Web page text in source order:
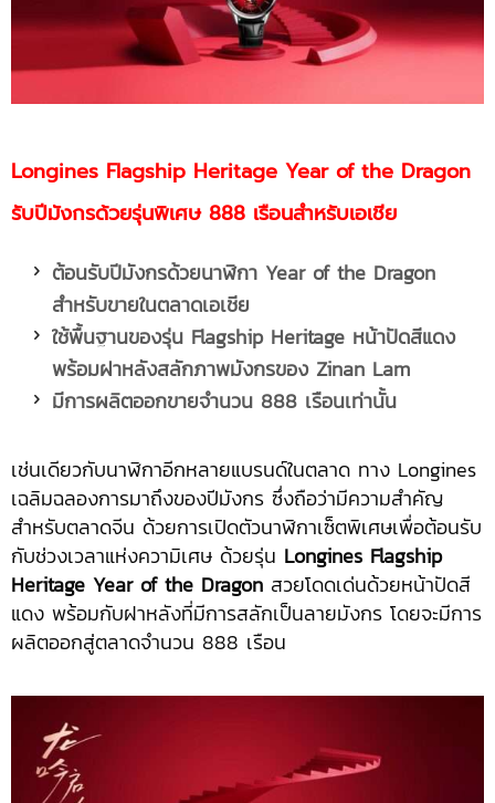
Longines Flagship Heritage Year of the Dragon
รับปีมังกรด้วยรุ่นพิเศษ 888 เรือนสำหรับเอเชีย
ต้อนรับปีมังกรด้วยนาฬิกา Year of the Dragon
สำหรับขายในตลาดเอเชีย
ใช้พื้นฐานของรุ่น Flagship Heritage หน้าปัดสีแดง
พร้อมฝาหลังสลักภาพมังกรของ Zinan Lam
มีการผลิตออกขายจำนวน 888 เรือนเท่านั้น
เช่นเดียวกับนาฬิกาอีกหลายแบรนด์ในตลาด ทาง Longines
เฉลิมฉลองการมาถึงของปีมังกร ซึ่งถือว่ามีความสำคัญ
สำหรับตลาดจีน ด้วยการเปิดตัวนาฬิกาเซ็ตพิเศษเพื่อต้อนรับ
กับช่วงเวลาแห่งความิเศษ ด้วยรุ่น Longines Flagship
Heritage Year of the Dragon สวยโดดเด่นด้วยหน้าปัดสี
แดง พร้อมกับฝาหลังที่มีการสลักเป็นลายมังกร โดยจะมีการ
ผลิตออกสู่ตลาดจำนวน 888 เรือน